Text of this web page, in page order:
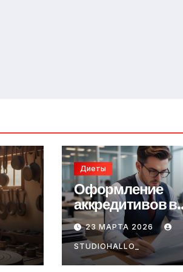
Диеты
Оформление
аккредитивов в
международной
торговле
23 МАРТА 2026
STUDIOHALLO_